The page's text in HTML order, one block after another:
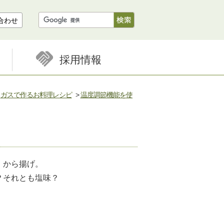
わせ
採用情報
ガスで作るお料理レシピ >温度調節機能を使
ら揚げ。
れとも塩味？